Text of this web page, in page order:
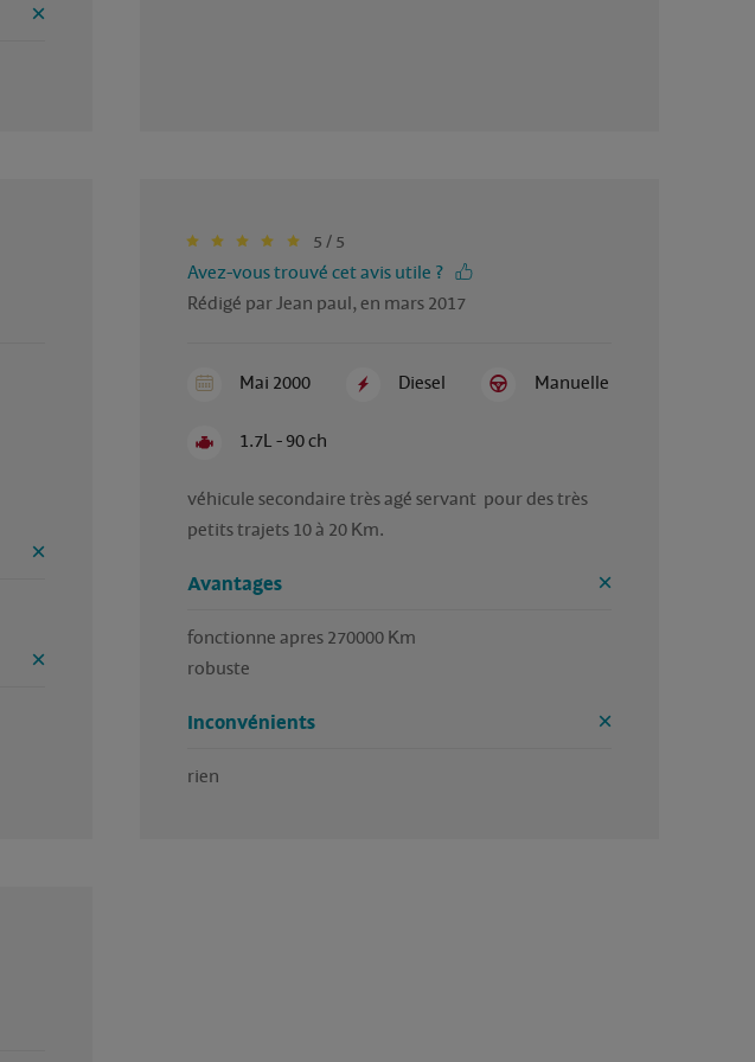
5 / 5
Avez-vous trouvé cet avis utile ?
Rédigé par Jean paul, en mars 2017
Mai 2000 Diesel Manuelle
1.7L - 90 ch
véhicule secondaire très agé servant  pour des très
petits trajets 10 à 20 Km.
Avantages
fonctionne apres 270000 Km
robuste
Inconvénients
rien